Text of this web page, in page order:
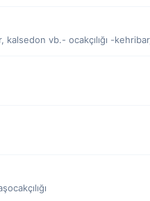
vb.- ocakçılığı -